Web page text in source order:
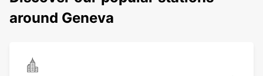
around Geneva